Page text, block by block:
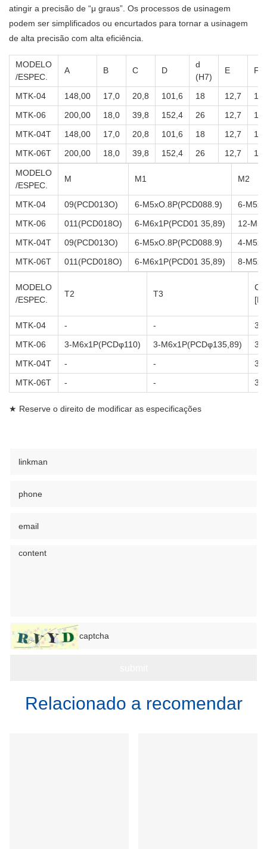
atingir a precisão de “μ graus”. Os processos de usinagem
podem ser simplificados ou encurtados para tornar a usinagem
de alta precisão com alta eficiência.
MODELO
/ESPEC.
A B C D
d
(H7)
E F
MTK-04 148,00 17,0 20,8 101,6 18 12,7
MTK-06
200,00 18,0 39,8 152,4 26 12,7
MTK-04T
148,00 17,0 20,8 101,6 18 12,7
MTK-06T
200,00 18,0 39,8 152,4 26 12,7
MODELO
/ESPEC.
M M1 M2
MTK-04 09(PCD013O) 6-M5xO.8P(PCD088.9)
6-
MTK-06
011(PCD018O) 6-M6x1P(PCD01 35,89)
12-
MTK-04T
09(PCD013O) 6-M5xO.8P(PCD088.9)
4-
MTK-06T
011(PCD018O) 6-M6x1P(PCD01 35,89) 8-
MODELO
/ESPEC.
T2 T3
MTK-04 - -
3
MTK-06
3-M6x1P(PCDφ110) 3-M6x1P(PCDφ135,89)
3
MTK-04T
- -
3
MTK-06T
- - 3
★ Reserve o direito de modificar as especificações
Relacionado a recomendar